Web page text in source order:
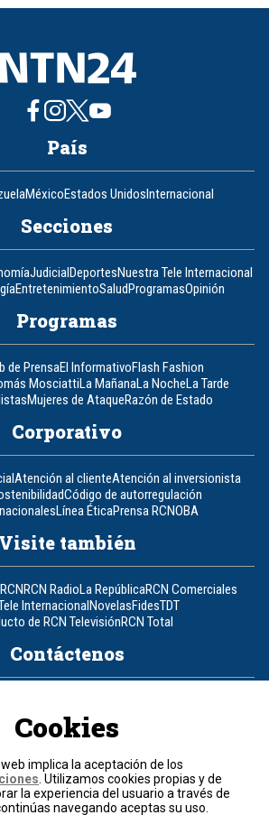
País
MéxicoEstados UnidosInternacional
Secciones
JudicialDeportesNuestra Tele Internacional
EntretenimientoSaludProgramasOpinión
Programas
de PrensaEl InformativoFlash Fashion
MosciattiLa MañanaLa NocheLa Tarde
Mujeres de AtaqueRazón de Estado
Corporativo
Atención al clienteAtención al inversionista
Código de autorregulación
Línea ÉticaPrensa RCNOBA
Visite también
RCN RadioLa RepúblicaRCN Comerciales
InternacionalNovelasFidesTDT
de RCN TelevisiónRCN Total
Contáctenos
Política de cookies
Términos y condiciones
© 2026, RCN Medios.
Cookies
implica la aceptación de los
. Utilizamos cookies propias y de
la experiencia del usuario a través de
navegando aceptas su uso.